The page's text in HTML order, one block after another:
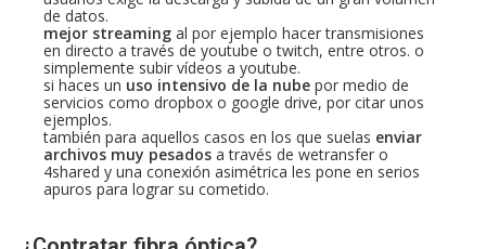
de datos.
mejor streaming al por ejemplo hacer transmisiones
en directo a través de youtube o twitch, entre otros. o
simplemente subir vídeos a youtube.
si haces un uso intensivo de la nube por medio de
servicios como dropbox o google drive, por citar unos
ejemplos.
también para aquellos casos en los que suelas enviar
archivos muy pesados a través de wetransfer o
4shared y una conexión asimétrica les pone en serios
apuros para lograr su cometido.